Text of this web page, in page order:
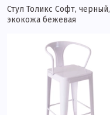
Стул Толикс Софт, черный,
экокожа бежевая